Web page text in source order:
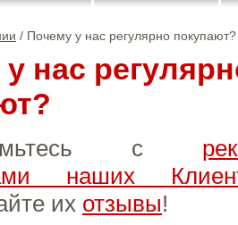
/ Почему у нас регулярно покупают?
нас
с
наших
их отзывы!